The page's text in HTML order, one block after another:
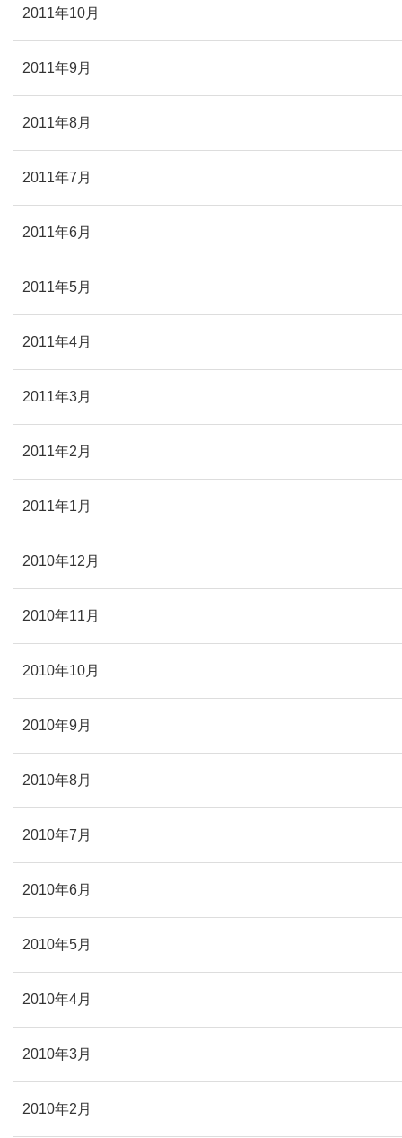
2011年10月
2011年9月
2011年8月
2011年7月
2011年6月
2011年5月
2011年4月
2011年3月
2011年2月
2011年1月
2010年12月
2010年11月
2010年10月
2010年9月
2010年8月
2010年7月
2010年6月
2010年5月
2010年4月
2010年3月
2010年2月